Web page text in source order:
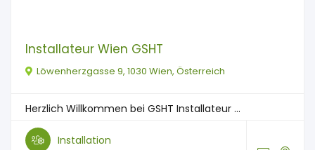
Installateur Wien GSHT
Löwenherzgasse 9, 1030 Wien, Österreich
Herzlich Willkommen bei GSHT Installateur ...
Installation